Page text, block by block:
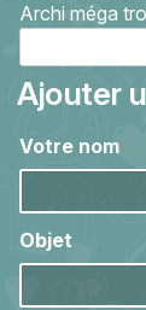
Archi méga
Ajouter
Votre nom
Objet